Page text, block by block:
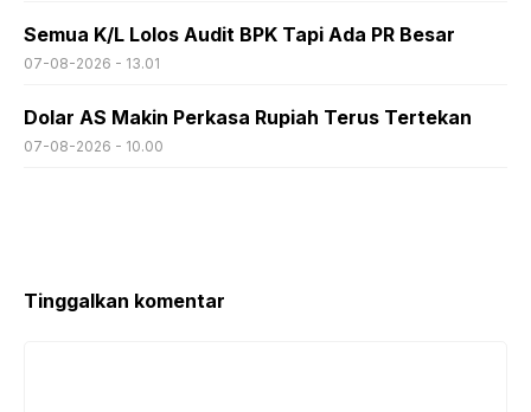
Semua K/L Lolos Audit BPK Tapi Ada PR Besar
07-08-2026 - 13.01
Dolar AS Makin Perkasa Rupiah Terus Tertekan
07-08-2026 - 10.00
Tinggalkan komentar